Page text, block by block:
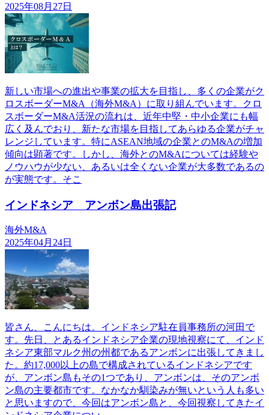
2025年08月27日
新しい市場への進出や事業の拡大を目指し、多くの企業がク
ロスボーダーM&A（海外M&A）に取り組んでいます。クロ
スボーダーM&A活況の流れは、近年中堅・中小企業にも幅
広く及んでおり、新たな市場を目指してあらゆる企業がチャ
レンジしています。特にASEAN地域の企業とのM&Aの増加
傾向は顕著です。しかし、海外とのM&Aについては経験や
ノウハウが少ない、あるいは全くない企業が大多数であるの
が実態です。そこ
インドネシア アンボン島出張記
海外M&A
2025年04月24日
皆さん、こんにちは。インドネシア駐在員事務所の河田で
す。先日、とあるインドネシア企業の現地視察にて、インド
ネシア東部マルク州の州都であるアンボンに出張してきまし
た。約17,000以上の島で構成されているインドネシアです
が、アンボン島もその1つであり、アンボンは、そのアンボ
ン島の主要都市です。なかなか馴染みが無いという人も多い
と思いますので、今回はアンボン島と、今回視察してきたイ